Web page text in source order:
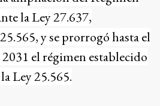
la Ley 27.637,
y se prorrogó hasta el
el régimen establecido
Ley 25.565.